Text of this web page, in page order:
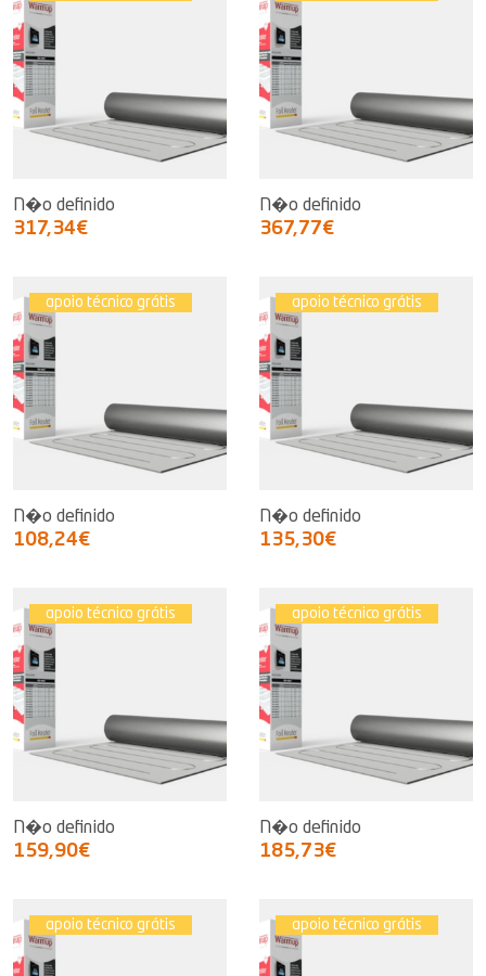
N�o definido
317,34€
N�o definido
367,77€
apoio técnico grátis
N�o definido
108,24€
apoio técnico grátis
N�o definido
135,30€
apoio técnico grátis
N�o definido
159,90€
apoio técnico grátis
N�o definido
185,73€
apoio técnico grátis apoio técnico grátis